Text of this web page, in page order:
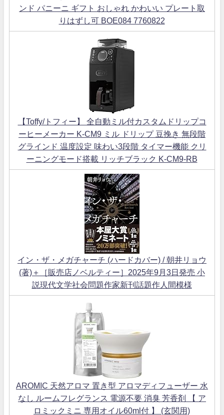
ンド パニーニ ギフト おしゃれ かわいい プレート取
りはずし可 BOE084 7760822
【Toffy/トフィー】 全自動ミル付カスタムドリップコ
ーヒーメーカー K-CM9 ミル ドリップ 豆挽き 無段階
グラインド 温度設定 味わい3段階 タイマー機能 クリ
ーニングモード搭載 リッチブラック K-CM9-RB
イン・ザ・メガチャーチ (ハードカバー) / 朝井リョウ
(著)＋［販売店ノベルティー］2025年9月3日発売 小
説現代文学社会問題作家新刊話題作人間模様
AROMIC 天然アロマ 置き型 アロマディフューザー 水
なし ルームフレグランス 電源不要 消臭 芳香剤 【 ア
ロミックミニ 専用オイル60ml付 】 (玄関用)